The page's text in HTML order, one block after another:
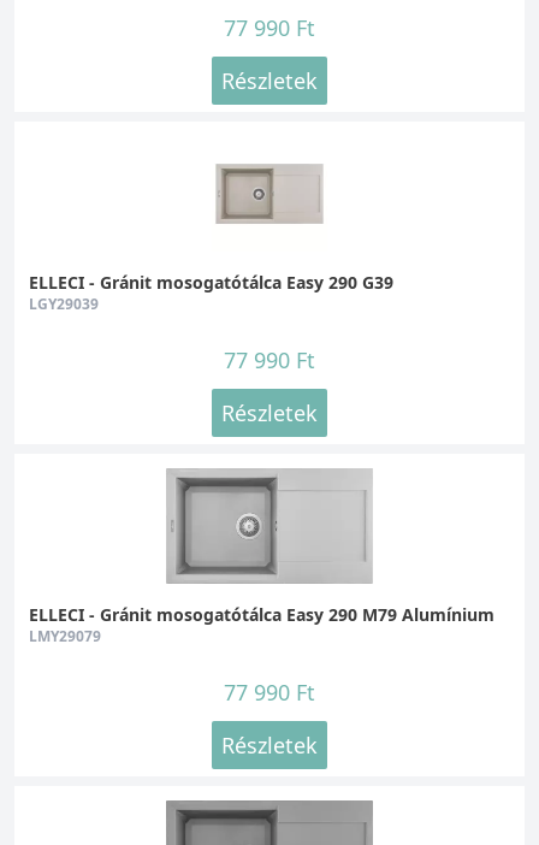
77 990 Ft
Részletek
ELLECI - Gránit mosogatótálca Easy 290 G39
LGY29039
77 990 Ft
Részletek
ELLECI - Gránit mosogatótálca Easy 290 M79 Alumínium
LMY29079
77 990 Ft
Részletek